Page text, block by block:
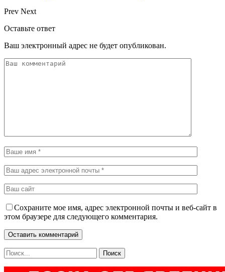
Prev Next
Оставьте ответ
Ваш электронный адрес не будет опубликован.
Сохраните мое имя, адрес электронной почты и веб-сайт в
этом браузере для следующего комментария.